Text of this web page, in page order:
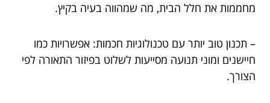
מחממות את חלל הבית, מה שמהווה בעיה בקיץ.
– תכנון טוב יותר עם טכנולוגיות חכמות: אפשרויות כמו
חיישנים ומוני תנועה מסייעות לשלוט בפיזור התאורה לפי
הצורך.